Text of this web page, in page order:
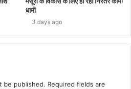
धामी
3 days ago
be published. Required fields are